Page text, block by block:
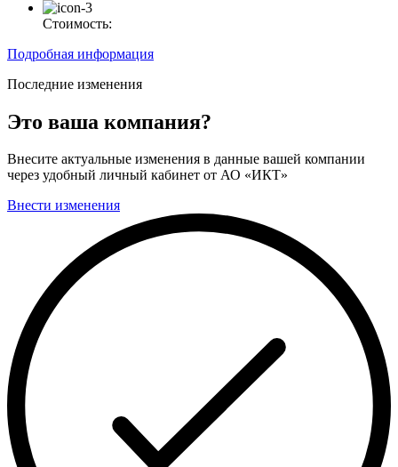
Стоимость:
Подробная информация
Последние изменения
Это ваша компания?
Внесите актуальные изменения в данные вашей компании
через удобный личный кабинет от АО «ИКТ»
Внести изменения